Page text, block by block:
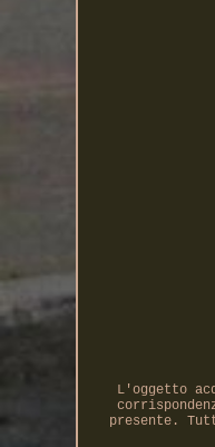
L'oggetto
presente.